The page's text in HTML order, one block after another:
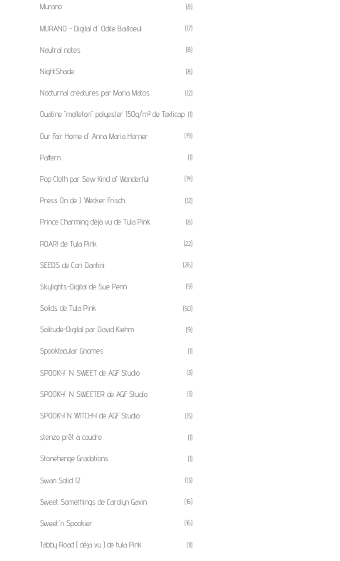
Murano (8)
MURANO - Digital d' Odile Bailloeul (17)
Neutral notes (8)
NightShade (8)
Nocturnal créatures par Maria Matos (12)
Ouatine "molleton" polyester 150g/m² de Texticap (1)
Our Fair Home d' Anna Maria Horner (19)
Pattern (1)
Pop Cloth par Sew Kind of Wonderful (14)
Press On de J. Wecker Frisch (12)
Prince Charming déjà vu de Tula Pink (8)
ROAR! de Tula Pink (22)
SEEDS de Cori Dantini (26)
Skylights-Digital de Sue Penn (9)
Solids de Tula Pink (50)
Solitude-Digital par David Kiehm (9)
Spooktacular Gnomes (1)
SPOOKY' N SWEET de AGF Studio (3)
SPOOKY' N SWEETER de AGF Studio (3)
SPOOKY'N WITCHY de AGF Studio (15)
stenzo prêt à coudre (1)
Stonehenge Gradations (1)
Swan Solid 12 (13)
Sweet Somethings de Carolyn Gavin (16)
Sweet'n Spookier (16)
Tabby Road ( déja vu ) de tula Pink (11)